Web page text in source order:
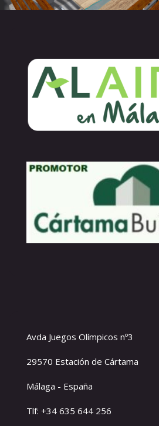
Avda Juegos Olímpicos nº3
29570 Estación de Cártama
Málaga - España
Tlf: +34 635 644 256